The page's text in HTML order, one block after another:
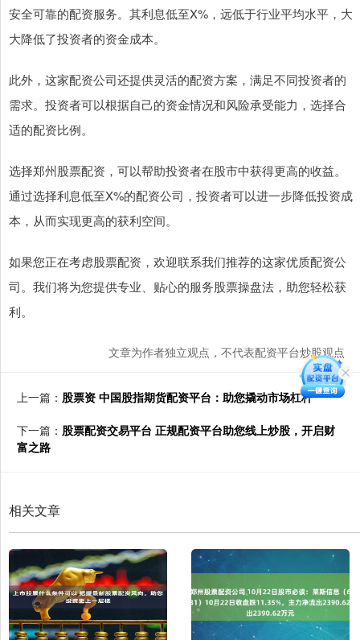
安全可靠的配资服务。其利息低至X%，远低于行业平均水平，大
大降低了投资者的资金成本。
此外，这家配资公司还提供灵活的配资方案，满足不同投资者的
需求。投资者可以根据自己的资金情况和风险承受能力，选择合
适的配资比例。
选择郑州股票配资，可以帮助投资者在股市中获得更高的收益。
通过选择利息低至X%的配资公司，投资者可以进一步降低投资成
本，从而实现更高的获利空间。
如果您正在考虑股票配资，欢迎联系我们推荐的这家优质配资公
司。我们将为您提供专业、贴心的服务股票操盘法，助您轻松获
利。
文章为作者独立观点，不代表配资平台炒股观点
上一篇： 股票资 中国股指期货配资平台：助您撬动市场杠杆
下一篇： 股票配资交易平台 正规配资平台助您线上炒股，开启财
富之路
相关文章